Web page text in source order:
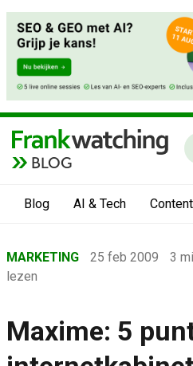
BLOG
Blog AI & Tech
›
Marketing
MARKETING 25 feb 2009
3
lezen
Maxime: 5